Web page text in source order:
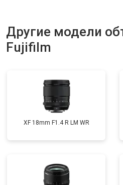
Другие модели
Fujifilm
XF 18mm F1.4 R LM WR